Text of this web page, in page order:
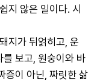
지 않은 일이다. 시
지가 뒤얽히고, 운
보고, 원숭이와 바
증이 아닌, 짜릿한 삶